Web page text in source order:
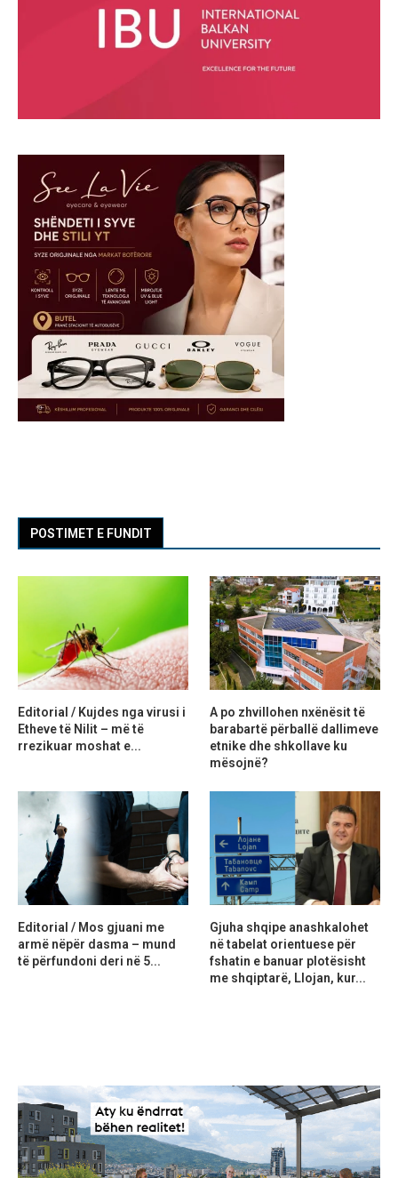
POSTIMET E FUNDIT
Editorial / Kujdes nga virusi i
Etheve të Nilit – më të
rrezikuar moshat e...
A po zhvillohen nxënësit të
barabartë përballë dallimeve
etnike dhe shkollave ku
mësojnë?
Editorial / Mos gjuani me
armë nëpër dasma – mund
të përfundoni deri në 5...
Gjuha shqipe anashkalohet
në tabelat orientuese për
fshatin e banuar plotësisht
me shqiptarë, Llojan, kur...